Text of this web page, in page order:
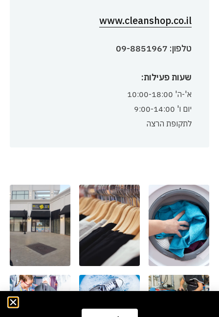
www.cleanshop.co.il
טלפון: 09-8851967
שעות פעילות:
א'-ה' 10:00-18:00
יום ו' 9:00-14:00
לתקופת הרצה